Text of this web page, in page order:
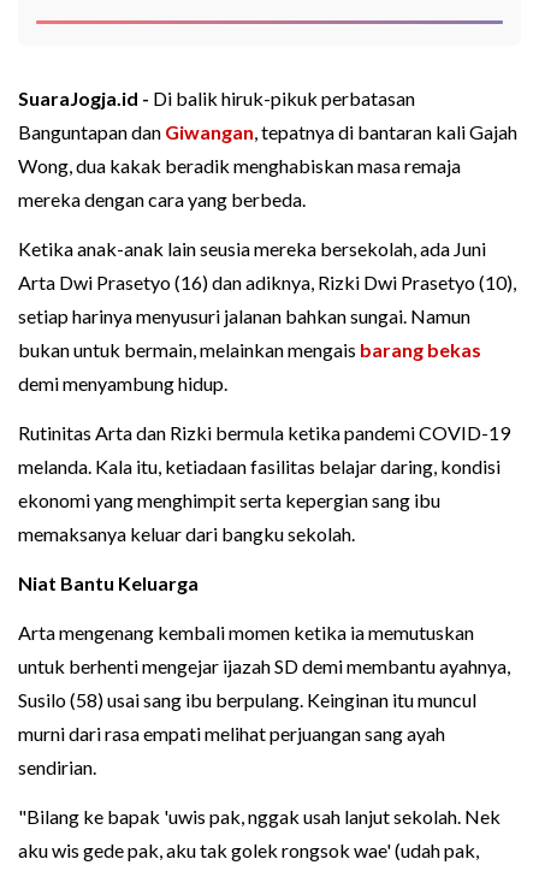
SuaraJogja.id - Di balik hiruk-pikuk perbatasan
Banguntapan dan Giwangan, tepatnya di bantaran kali Gajah
Wong, dua kakak beradik menghabiskan masa remaja
mereka dengan cara yang berbeda.
Ketika anak-anak lain seusia mereka bersekolah, ada Juni
Arta Dwi Prasetyo (16) dan adiknya, Rizki Dwi Prasetyo (10),
setiap harinya menyusuri jalanan bahkan sungai. Namun
bukan untuk bermain, melainkan mengais barang bekas
demi menyambung hidup.
Rutinitas Arta dan Rizki bermula ketika pandemi COVID-19
melanda. Kala itu, ketiadaan fasilitas belajar daring, kondisi
ekonomi yang menghimpit serta kepergian sang ibu
memaksanya keluar dari bangku sekolah.
Niat Bantu Keluarga
Arta mengenang kembali momen ketika ia memutuskan
untuk berhenti mengejar ijazah SD demi membantu ayahnya,
Susilo (58) usai sang ibu berpulang. Keinginan itu muncul
murni dari rasa empati melihat perjuangan sang ayah
sendirian.
"Bilang ke bapak 'uwis pak, nggak usah lanjut sekolah. Nek
aku wis gede pak, aku tak golek rongsok wae' (udah pak,